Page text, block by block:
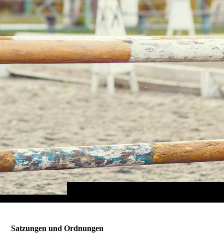
Satzungen und Ordnungen